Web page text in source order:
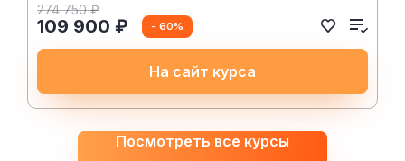
274 750 ₽
109 900 ₽ - 60%
На сайт курса
Посмотреть все курсы